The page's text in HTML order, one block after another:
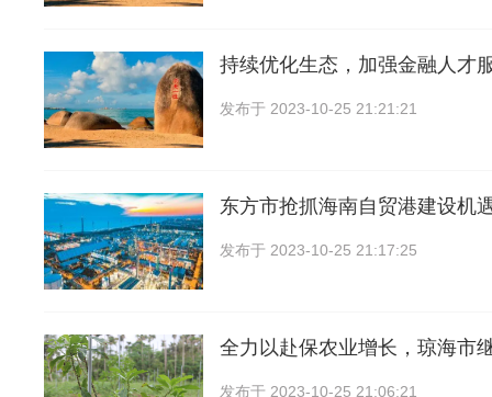
持续优化生态，加强金融人才
发布于 2023-10-25 21:21:21
东方市抢抓海南自贸港建设机
发布于 2023-10-25 21:17:25
全力以赴保农业增长，琼海市
发布于 2023-10-25 21:06:21